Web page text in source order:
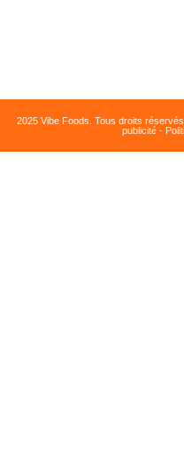
2025 Vibe Foods. Tous droits
publicité -